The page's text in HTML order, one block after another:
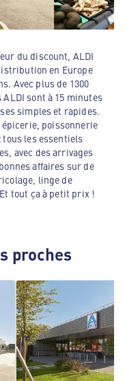
du discount, ALDI
en Europe
Avec plus de 1300
sont à 15 minutes
simples et rapides.
poissonnerie
les essentiels
avec des arrivages
affaires sur de
linge de
tout ça à petit prix !
proches